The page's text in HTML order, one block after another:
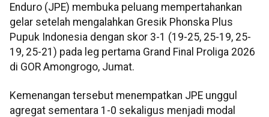
Enduro (JPE) membuka peluang mempertahankan
gelar setelah mengalahkan Gresik Phonska Plus
Pupuk Indonesia dengan skor 3-1 (19-25, 25-19, 25-
19, 25-21) pada leg pertama Grand Final Proliga 2026
di GOR Amongrogo, Jumat.
Kemenangan tersebut menempatkan JPE unggul
agregat sementara 1-0 sekaligus menjadi modal